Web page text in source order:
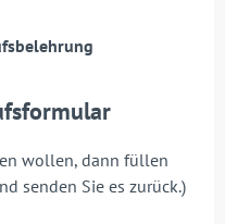
wollen, dann füllen
senden Sie es zurück.)